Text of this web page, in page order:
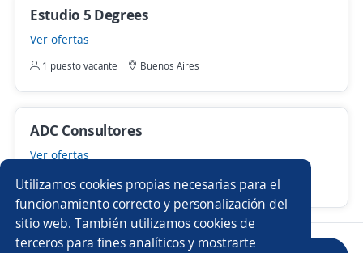
Utilizamos cookies propias necesarias para el
funcionamiento correcto y personalización del
sitio web. También utilizamos cookies de
terceros para fines analíticos y mostrarte
Estudio 5 Degrees
Ver ofertas
1 puesto vacante Buenos Aires
ADC Consultores
Ver ofertas
1 puesto vacante Buenos Aires